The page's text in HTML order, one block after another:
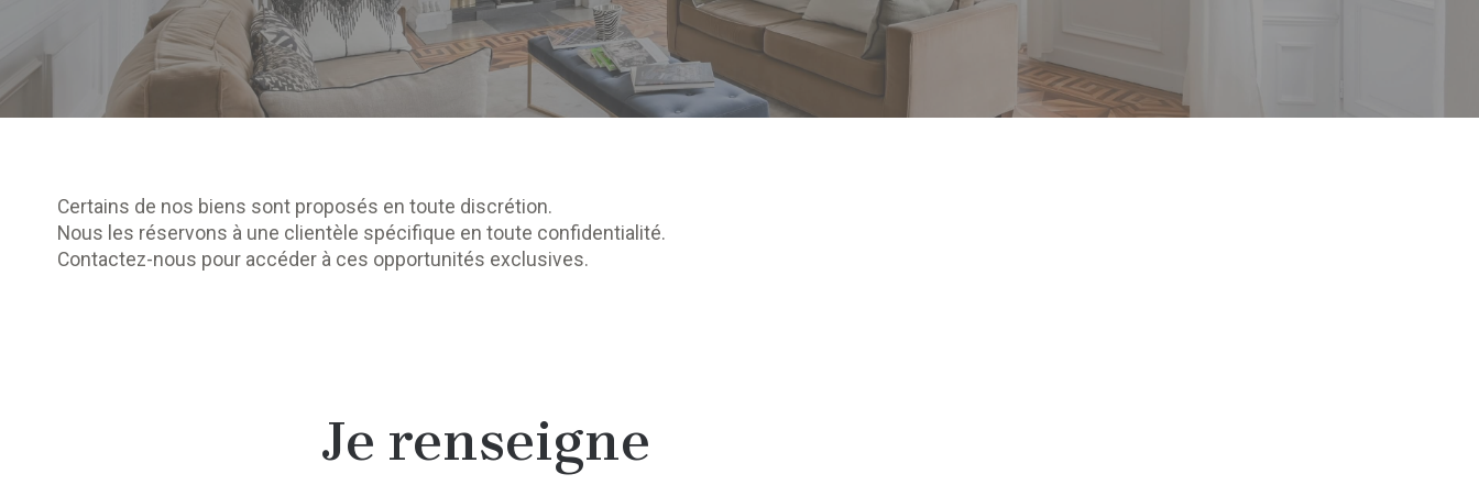
Certains de nos biens sont proposés en toute discrétion.
Nous les réservons à une clientèle spécifique en toute confidentialité.
Contactez-nous pour accéder à ces opportunités exclusives.
Je renseigne